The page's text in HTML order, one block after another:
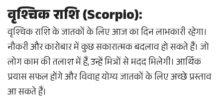
वृश्चिक राशि (Scorpio):
वृश्चिक राशि के जातकों के लिए आज का दिन लाभकारी रहेगा।
नौकरी और कारोबार में कुछ सकारात्मक बदलाव हो सकते हैं। जो
लोग काम की तलाश में हैं, उन्हें मित्रों से मदद मिलेगी। आर्थिक
प्रयास सफल होंगे और विवाह योग्य जातकों के लिए अच्छे प्रस्ताव
आ सकते हैं।